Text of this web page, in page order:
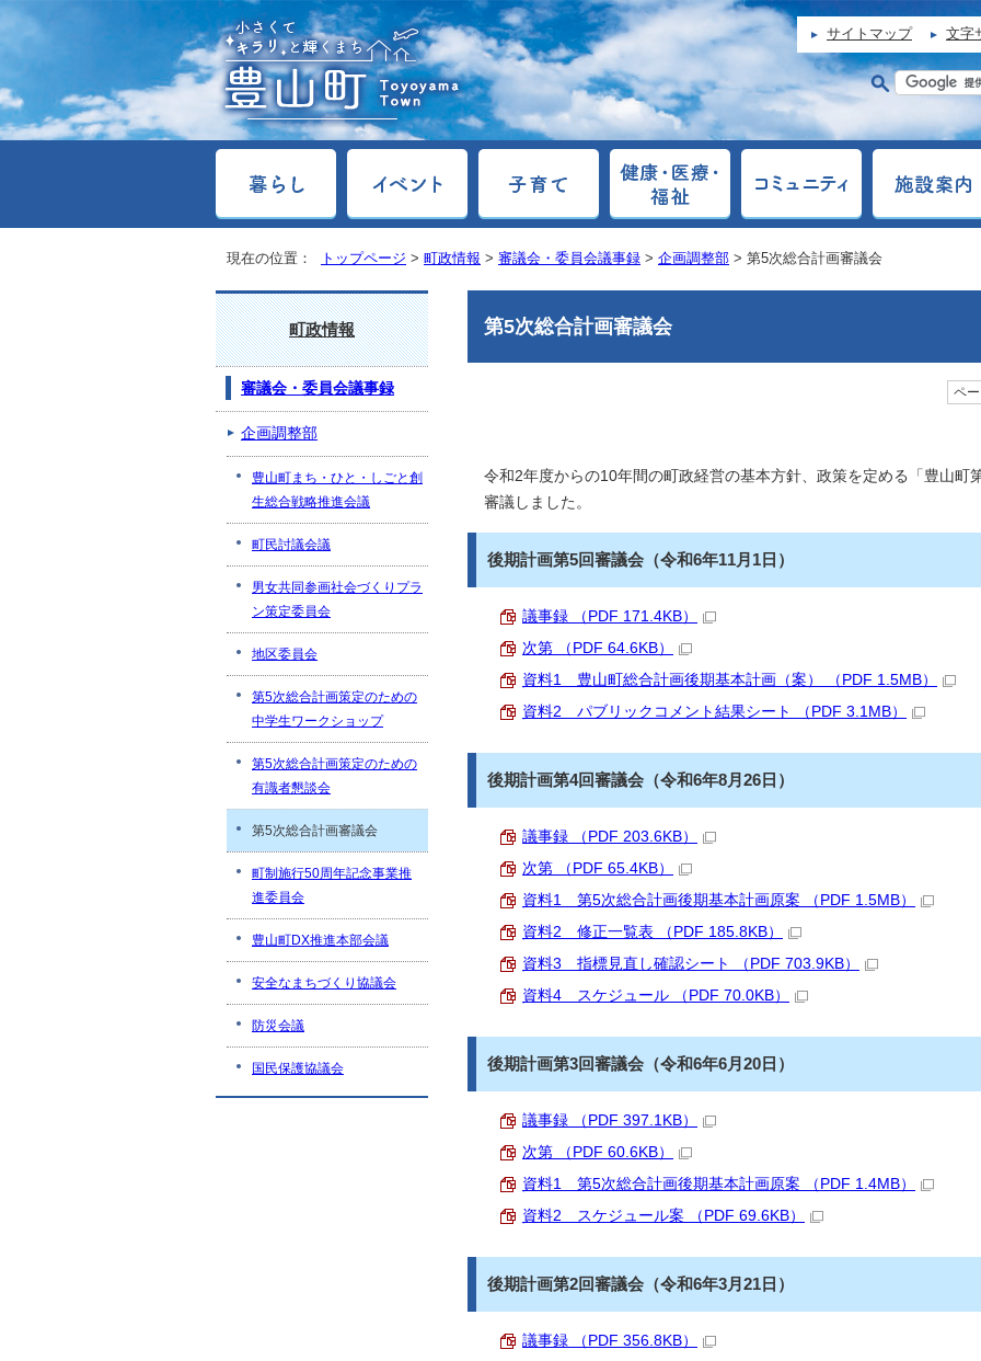
サイトマップ 文字
現在の位置： トップページ > 町政情報 > 審議会・委員会議事録 > 企画調整部 > 第5次総合計画審議会
第5次総合計画審議会
ペ
令和2年度からの10年間の町政経営の基本方針、政策を定める「豊山町
審議しました。
後期計画第5回審議会（令和6年11月1日）
議事録 （PDF 171.4KB）
次第 （PDF 64.6KB）
資料1 豊山町総合計画後期基本計画（案） （PDF 1.5MB）
資料2 パブリックコメント結果シート （PDF 3.1MB）
後期計画第4回審議会（令和6年8月26日）
議事録 （PDF 203.6KB）
次第 （PDF 65.4KB）
資料1 第5次総合計画後期基本計画原案 （PDF 1.5MB）
資料2 修正一覧表 （PDF 185.8KB）
資料3 指標見直し確認シート （PDF 703.9KB）
資料4 スケジュール （PDF 70.0KB）
後期計画第3回審議会（令和6年6月20日）
議事録 （PDF 397.1KB）
次第 （PDF 60.6KB）
資料1 第5次総合計画後期基本計画原案 （PDF 1.4MB）
資料2 スケジュール案 （PDF 69.6KB）
後期計画第2回審議会（令和6年3月21日）
議事録 （PDF 356.8KB）
町政情報
審議会・委員会議事録
企画調整部
豊山町まち・ひと・しごと創
生総合戦略推進会議
町民討議会議
男女共同参画社会づくりプラ
ン策定委員会
地区委員会
第5次総合計画策定のための
中学生ワークショップ
第5次総合計画策定のための
有識者懇談会
第5次総合計画審議会
町制施行50周年記念事業推
進委員会
豊山町DX推進本部会議
安全なまちづくり協議会
防災会議
国民保護協議会